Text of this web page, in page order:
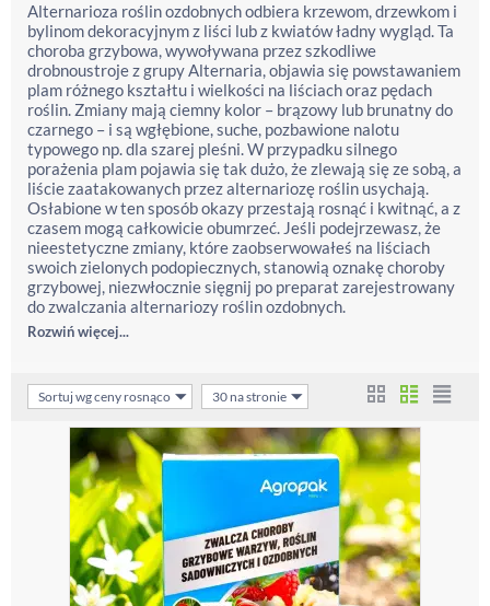
Alternarioza roślin ozdobnych odbiera krzewom, drzewkom i
bylinom dekoracyjnym z liści lub z kwiatów ładny wygląd. Ta
choroba grzybowa, wywoływana przez szkodliwe
drobnoustroje z grupy Alternaria, objawia się powstawaniem
plam różnego kształtu i wielkości na liściach oraz pędach
roślin. Zmiany mają ciemny kolor – brązowy lub brunatny do
czarnego – i są wgłębione, suche, pozbawione nalotu
typowego np. dla szarej pleśni. W przypadku silnego
porażenia plam pojawia się tak dużo, że zlewają się ze sobą, a
liście zaatakowanych przez alternariozę roślin usychają.
Osłabione w ten sposób okazy przestają rosnąć i kwitnąć, a z
czasem mogą całkowicie obumrzeć. Jeśli podejrzewasz, że
nieestetyczne zmiany, które zaobserwowałeś na liściach
swoich zielonych podopiecznych, stanowią oznakę choroby
grzybowej, niezwłocznie sięgnij po preparat zarejestrowany
do zwalczania alternariozy roślin ozdobnych.
Rozwiń więcej...
Sortuj wg ceny rosnąco 30 na stronie